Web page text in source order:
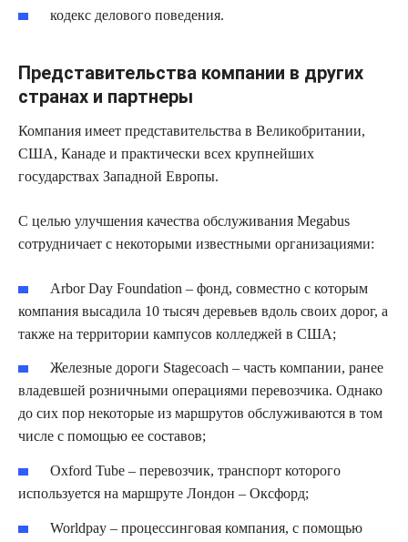
кодекс делового поведения.
Представительства компании в других
странах и партнеры
Компания имеет представительства в Великобритании,
США, Канаде и практически всех крупнейших
государствах Западной Европы.
С целью улучшения качества обслуживания Megabus
сотрудничает с некоторыми известными организациями:
Arbor Day Foundation – фонд, совместно с которым
компания высадила 10 тысяч деревьев вдоль своих дорог, а
также на территории кампусов колледжей в США;
Железные дороги Stagecoach – часть компании, ранее
владевшей розничными операциями перевозчика. Однако
до сих пор некоторые из маршрутов обслуживаются в том
числе с помощью ее составов;
Oxford Tube – перевозчик, транспорт которого
используется на маршруте Лондон – Оксфорд;
Worldpay – процессинговая компания, с помощью